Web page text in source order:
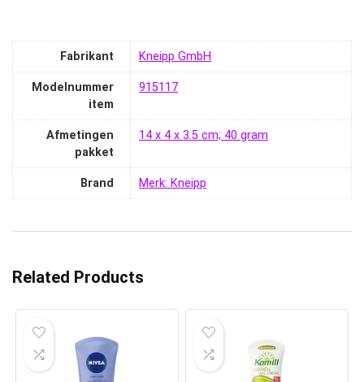
Fabrikant ‎Kneipp GmbH
Modelnummer
item
‎915117
Afmetingen
pakket
‎14 x 4 x 3.5 cm; 40 gram
Brand Merk: Kneipp
Related Products